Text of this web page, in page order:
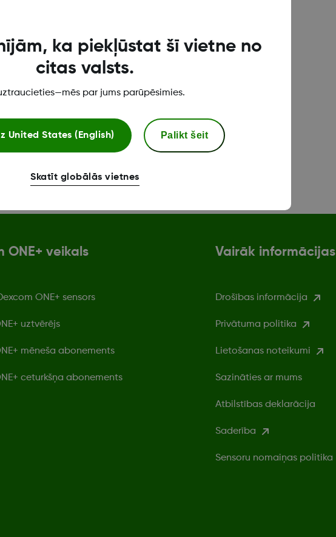
pieņemšanai izmantojiet to.
ONE+ veikals
ONE+ sensors
uztvērējs
mēneša abonements
ceturkšņa abonements
Vairāk informācijas
Drošības informācija
Privātuma politika
Lietošanas noteikumi
Sazināties ar mums
Atbilstības deklarācija
Saderība
Sensoru nomaiņas politika
ka piekļūstat šī vietne no
citas valsts.
par jums parūpēsimies.
United States (English) Palikt šeit
Skatīt globālās vietnes